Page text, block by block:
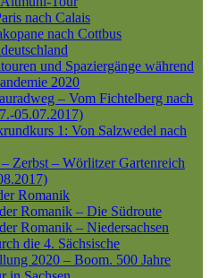
nach Calais
nach Cottbus
und Spaziergänge während
2020
– Vom Fichtelberg nach
05.07.2017)
1: Von Salzwedel nach
Zerbst – Wörlitzer Gartenreich
Romanik
Romanik – Die Südroute
Romanik – Niedersachsen
die 4. Sächsische
2020 – Boom. 500 Jahre